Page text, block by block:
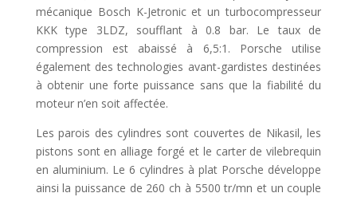
mécanique Bosch K-Jetronic et un turbocompresseur
KKK type 3LDZ, soufflant à 0.8 bar. Le taux de
compression est abaissé à 6,5:1. Porsche utilise
également des technologies avant-gardistes destinées
à obtenir une forte puissance sans que la fiabilité du
moteur n’en soit affectée.
Les parois des cylindres sont couvertes de Nikasil, les
pistons sont en alliage forgé et le carter de vilebrequin
en aluminium. Le 6 cylindres à plat Porsche développe
ainsi la puissance de 260 ch à 5500 tr/mn et un couple